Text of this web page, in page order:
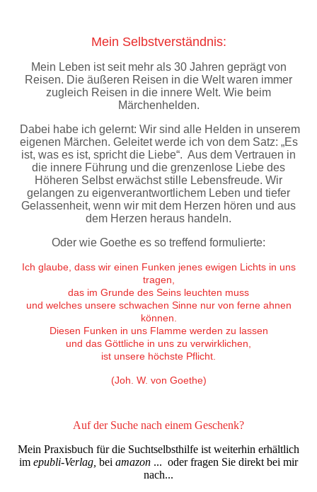
Mein Selbstverständnis:
Mein Leben ist seit mehr als 30 Jahren geprägt von
Reisen. Die äußeren Reisen in die Welt waren immer
zugleich Reisen in die innere Welt. Wie beim
Märchenhelden.
Dabei habe ich gelernt: Wir sind alle Helden in unserem
eigenen Märchen. Geleitet werde ich von dem Satz: „Es
ist, was es ist, spricht die Liebe“. Aus dem Vertrauen in
die innere Führung und die grenzenlose Liebe des
Höheren Selbst erwächst stille Lebensfreude. Wir
gelangen zu eigenverantwortlichem Leben und tiefer
Gelassenheit, wenn wir mit dem Herzen hören und aus
dem Herzen heraus handeln.
Oder wie Goethe es so treffend formulierte:
Ich glaube, dass wir einen Funken jenes ewigen Lichts in uns
tragen,
das im Grunde des Seins leuchten muss
und welches unsere schwachen Sinne nur von ferne ahnen
können.
Diesen Funken in uns Flamme werden zu lassen
und das Göttliche in uns zu verwirklichen,
ist unsere höchste Pflicht.
(Joh. W. von Goethe)
Auf der Suche nach einem Geschenk?
Mein Praxisbuch für die Suchtselbsthilfe ist weiterhin erhältlich
im epubli-Verlag, bei amazon ... oder fragen Sie direkt bei mir
nach...